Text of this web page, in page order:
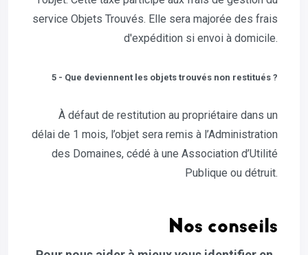
service Objets Trouvés. Elle sera majorée des frais
d'expédition si envoi à domicile.
5 - Que deviennent les objets trouvés non restitués ?
À défaut de restitution au propriétaire dans un
délai de 1 mois, l’objet sera remis à l’Administration
des Domaines, cédé à une Association d’Utilité
Publique ou détruit.
Nos conseils